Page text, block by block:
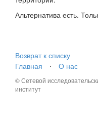
Альтернатива есть.
Возврат к списку
Главная
⋅ О нас
© Сетевой
институт